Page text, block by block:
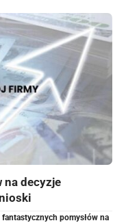
na decyzje
pomysłów na